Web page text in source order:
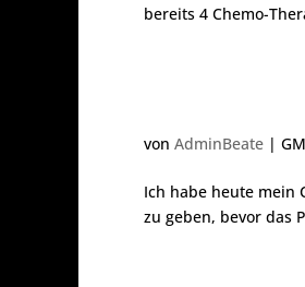
bereits 4 Chemo-
von AdminBeate |
Ich habe heute mein
zu geben, bevor das